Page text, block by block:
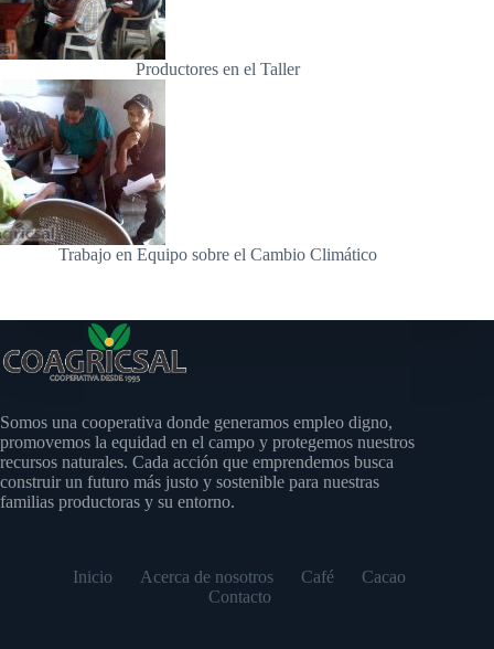
Productores en el Taller
Trabajo en Equipo sobre el Cambio Climático
Somos una cooperativa donde generamos empleo digno,
promovemos la equidad en el campo y protegemos nuestros
recursos naturales. Cada acción que emprendemos busca
construir un futuro más justo y sostenible para nuestras
familias productoras y su entorno.
Inicio Acerca de nosotros Café
Cacao
Contacto